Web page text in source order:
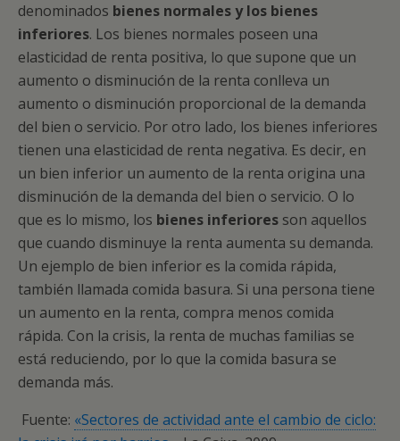
denominados bienes normales y los bienes
inferiores. Los bienes normales poseen una
elasticidad de renta positiva, lo que supone que un
aumento o disminución de la renta conlleva un
aumento o disminución proporcional de la demanda
del bien o servicio. Por otro lado, los bienes inferiores
tienen una elasticidad de renta negativa. Es decir, en
un bien inferior un aumento de la renta origina una
disminución de la demanda del bien o servicio. O lo
que es lo mismo, los bienes inferiores son aquellos
que cuando disminuye la renta aumenta su demanda.
Un ejemplo de bien inferior es la comida rápida,
también llamada comida basura. Si una persona tiene
un aumento en la renta, compra menos comida
rápida. Con la crisis, la renta de muchas familias se
está reduciendo, por lo que la comida basura se
demanda más.
Fuente: «Sectores de actividad ante el cambio de ciclo: